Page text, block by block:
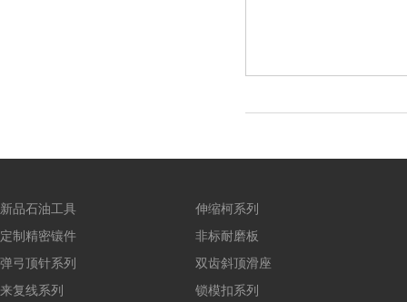
新品石油工具
伸缩柯系列
定制精密镶件
非标耐磨板
弹弓顶针系列
双齿斜顶滑座
来复线系列
锁模扣系列